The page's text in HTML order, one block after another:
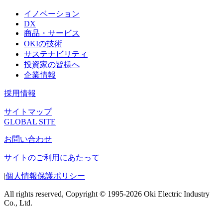
イノベーション
DX
商品・サービス
OKIの技術
サステナビリティ
投資家の皆様へ
企業情報
採用情報
サイトマップ
GLOBAL SITE
お問い合わせ
サイトのご利用にあたって
|個人情報保護ポリシー
All rights reserved, Copyright © 1995-2026 Oki Electric Industry
Co., Ltd.